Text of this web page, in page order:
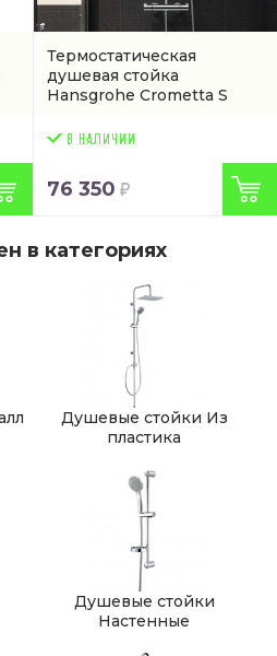
Термостатическая
душевая стойка
Hansgrohe Crometta S
76 350
в категориях
Душевые стойки Из
пластика
Душевые стойки
Настенные